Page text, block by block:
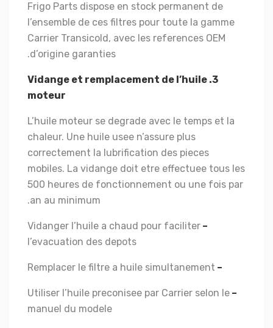
Frigo Parts dispose en stock permanent de
l’ensemble de ces filtres pour toute la gamme
Carrier Transicold, avec les references OEM
d’origine garanties.
3. Vidange et remplacement de l’huile
moteur
L’huile moteur se degrade avec le temps et la
chaleur. Une huile usee n’assure plus
correctement la lubrification des pieces
mobiles. La vidange doit etre effectuee tous les
500 heures de fonctionnement ou une fois par
an au minimum.
–
Vidanger l’huile a chaud pour faciliter
l’evacuation des depots
–
Remplacer le filtre a huile simultanement
–
Utiliser l’huile preconisee par Carrier selon le
manuel du modele